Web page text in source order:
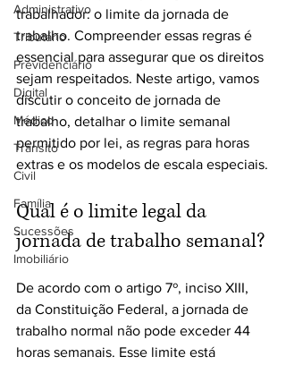
Administrativo
Tributário
Previdenciário
Digital
Médico
Trânsito
Civil
Família
Sucessões
Imobiliário
trabalhador: o limite da jornada de
trabalho. Compreender essas regras é
essencial para assegurar que os direitos
sejam respeitados. Neste artigo, vamos
discutir o conceito de jornada de
trabalho, detalhar o limite semanal
permitido por lei, as regras para horas
extras e os modelos de escala especiais.
Qual é o limite legal da
jornada de trabalho semanal?
De acordo com o artigo 7º, inciso XIII,
da Constituição Federal, a jornada de
trabalho normal não pode exceder 44
horas semanais. Esse limite está